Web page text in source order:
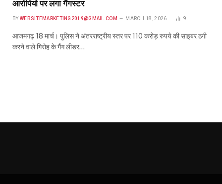
आरोपियों पर लगा गैंगस्टर
BY WEBSITEMARKETING2019@GMAIL.COM MARCH 18, 2026 9
आजमगढ़ 18 मार्च। पुलिस ने अंतरराष्ट्रीय स्तर पर 110 करोड़ रुपये की साइबर ठगी
करने वाले गिरोह के गैंग लीडर…